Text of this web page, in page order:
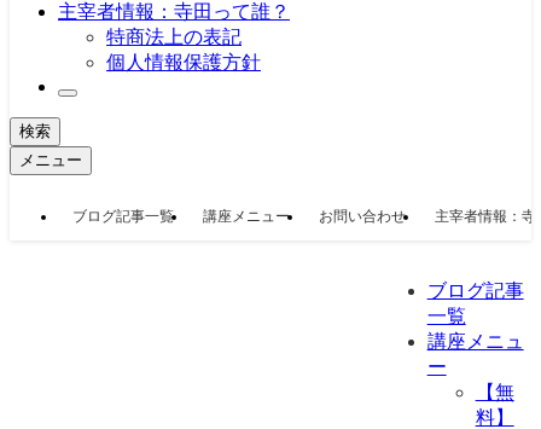
主宰者情報：寺田って誰？
特商法上の表記
個人情報保護方針
検索
メニュー
ブログ記事一覧 講座メニュー お問い合わせ 主宰者情報：寺
ブログ記事
一覧
講座メニュ
ー
【無
料】